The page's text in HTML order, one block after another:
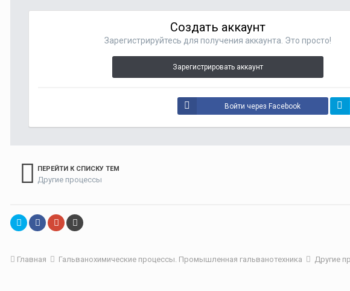
Создать аккаунт
Зарегистрируйтесь для получения аккаунта. Это просто!
Зарегистрировать аккаунт
Войти через Facebook
ПЕРЕЙТИ К СПИСКУ ТЕМ
Другие процессы
Главная Гальванохимические процессы. Промышленная гальванотехника Другие